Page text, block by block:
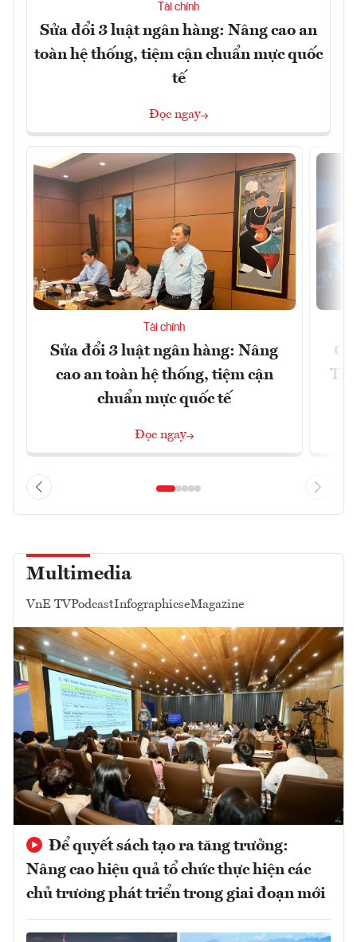
Tài chính
Sửa đổi 3 luật ngân hàng: Nâng cao an
toàn hệ thống, tiệm cận chuẩn mực quốc
tế
Đọc ngay
Tài chính
Sửa đổi 3 luật ngân hàng: Nâng
cao an toàn hệ thống, tiệm cận
chuẩn mực quốc tế
Đọc ngay
Multimedia
VnE TVPodcastInfographicseMagazine
Để quyết sách tạo ra tăng trưởng:
Nâng cao hiệu quả tổ chức thực hiện các
chủ trương phát triển trong giai đoạn mới